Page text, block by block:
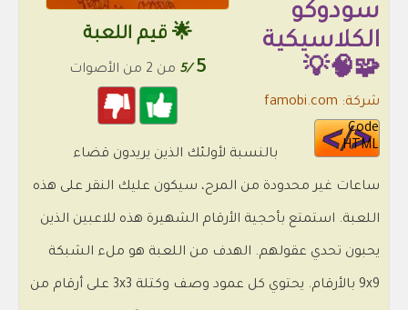
🌟 قيم اللعبة
5
/5 من 2 من الأصوات
سودوكو
الكلاسيكية
🧩🧠💡
شركة: famobi.com
Code
HTML
بالنسبة لأولئك الذين يريدون قضاء
ساعات غير محدودة من المرح، سيكون عليك النقر على هذه
اللعبة. استمتع بأحجية الأرقام الشهيرة هذه للاعبين الذين
يحبون تحدي عقولهم. الهدف من اللعبة هو ملء الشبكة
9x9 بالأرقام. يحتوي كل عمود وصف وكتلة 3x3 على أرقام من